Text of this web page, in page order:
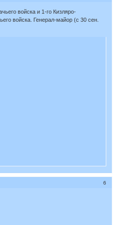
войска и 1-го Кизляро-
войска. Генерал-майор (с 30 сен.
6